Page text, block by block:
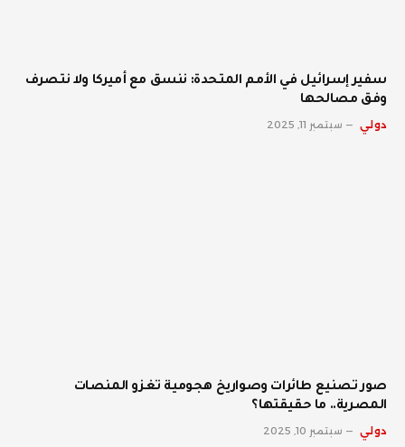
سفير إسرائيل في الأمم المتحدة: ننسق مع أميركا ولا نتصرف
وفق مصالحها
دولي سبتمبر 11, 2025
صور تصنيع طائرات وصواريخ هجومية تغزو المنصات
المصرية.. ما حقيقتها؟
دولي سبتمبر 10, 2025